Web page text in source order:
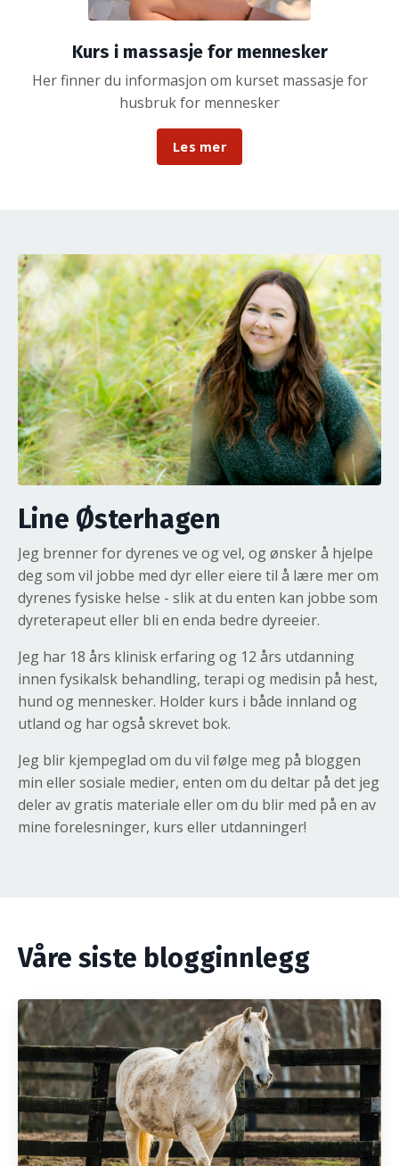
Kurs i massasje for mennesker
Her finner du informasjon om kurset massasje for
husbruk for mennesker
Les mer
Line Østerhagen
Jeg brenner for dyrenes ve og vel, og ønsker å hjelpe
deg som vil jobbe med dyr eller eiere til å lære mer om
dyrenes fysiske helse - slik at du enten kan jobbe som
dyreterapeut eller bli en enda bedre dyreeier.
Jeg har 18 års klinisk erfaring og 12 års utdanning
innen fysikalsk behandling, terapi og medisin på hest,
hund og mennesker. Holder kurs i både innland og
utland og har også skrevet bok.
Jeg blir kjempeglad om du vil følge meg på bloggen
min eller sosiale medier, enten om du deltar på det jeg
deler av gratis materiale eller om du blir med på en av
mine forelesninger, kurs eller utdanninger!
Våre siste blogginnlegg